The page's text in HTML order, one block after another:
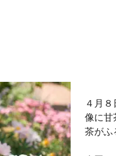
４月
像に甘
茶がふ